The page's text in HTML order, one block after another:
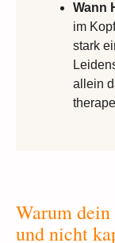
Wann
im
stark
allein
Warum
und nicht